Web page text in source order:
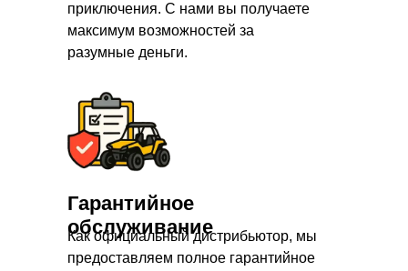
Гарантийное
обслуживание
Как официальный дистрибьютор, мы
предоставляем полное гарантийное
приключения. С нами вы получаете
максимум возможностей за
разумные деньги.